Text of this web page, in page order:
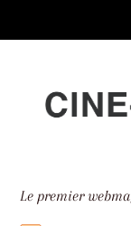
down
Le premier